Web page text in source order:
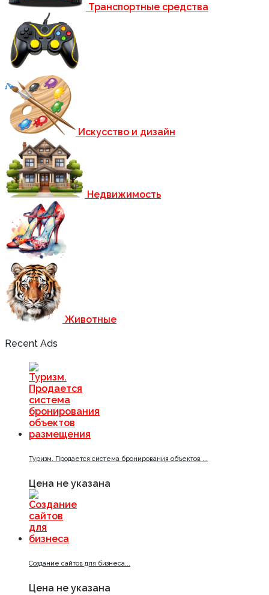
Транспортные средства
Искусство и дизайн
Недвижимость
Животные
Recent Ads
Туризм. Продается система бронирования объектов ...
Цена не указана
Создание сайтов для бизнеса...
Цена не указана